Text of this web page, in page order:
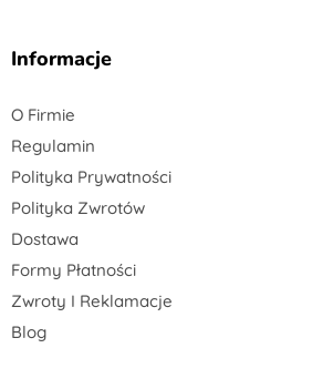
Informacje
O Firmie
Regulamin
Polityka Prywatności
Polityka Zwrotów
Dostawa
Formy Płatności
Zwroty I Reklamacje
Blog